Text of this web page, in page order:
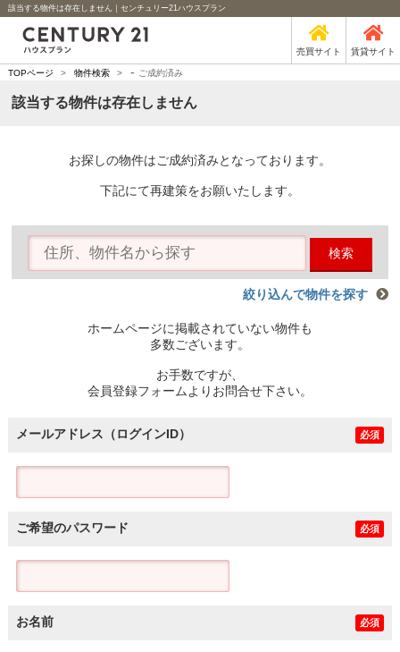
該当する物件は存在しません｜センチュリー21ハウスプラン
売買サイト 賃貸サイト
TOPページ > 物件検索 > - ご成約済み
該当する物件は存在しません
お探しの物件はご成約済みとなっております。
下記にて再建策をお願いたします。
検索
絞り込んで物件を探す
ホームページに掲載されていない物件も
多数ございます。
お手数ですが、
会員登録フォームよりお問合せ下さい。
メールアドレス（ログインID） 必須
ご希望のパスワード 必須
お名前 必須